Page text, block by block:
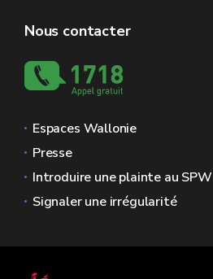
Nous contacter
Espaces Wallonie
Presse
Introduire une plainte au SPW
Signaler une irrégularité